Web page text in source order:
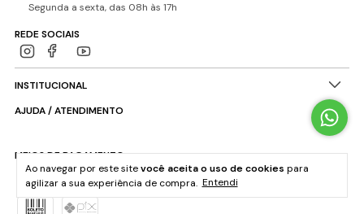
Ao navegar por este sitevocê aceita o uso de cookies para
agilizar a sua experiência de compra. Entendi
Segunda a sexta, das 08h às 17h
REDE SOCIAIS
INSTITUCIONAL
AJUDA / ATENDIMENTO
MEIOS DE PAGAMENTO